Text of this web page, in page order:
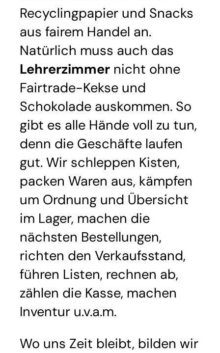
Recyclingpapier und Snacks
aus fairem Handel an.
Natürlich muss auch das
Lehrerzimmer nicht ohne
Fairtrade-Kekse und
Schokolade auskommen. So
gibt es alle Hände voll zu tun,
denn die Geschäfte laufen
gut. Wir schleppen Kisten,
packen Waren aus, kämpfen
um Ordnung und Übersicht
im Lager, machen die
nächsten Bestellungen,
richten den Verkaufsstand,
führen Listen, rechnen ab,
zählen die Kasse, machen
Inventur u.v.a.m.
Wo uns Zeit bleibt, bilden wir